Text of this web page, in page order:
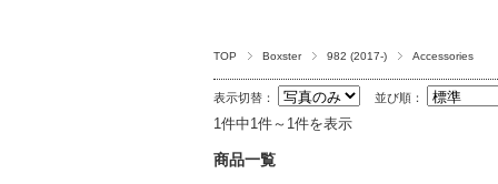
TOP Boxster 982 (2017-) Accessories
表示切替： 並び順：
1件中1件～1件を表示
商品一覧